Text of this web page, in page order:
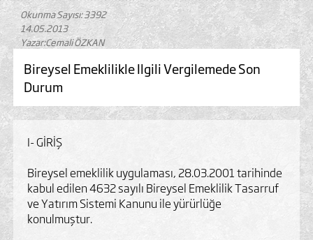
Okunma Sayısı: 3392
14.05.2013
Yazar:Cemali ÖZKAN
Bireysel Emeklilikle Ilgili Vergilemede Son
Durum
I- GİRİŞ
Bireysel emeklilik uygulaması, 28.03.2001 tarihinde
kabul edilen 4632 sayılı Bireysel Emeklilik Tasarruf
ve Yatırım Sistemi Kanunu ile yürürlüğe
konulmuştur.